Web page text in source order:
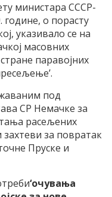
министара СССР-
о порасту
указивало се на
масовних
паравојних
под
СР Немачке за
расељених
за повратак
Пруске и
‘очувања